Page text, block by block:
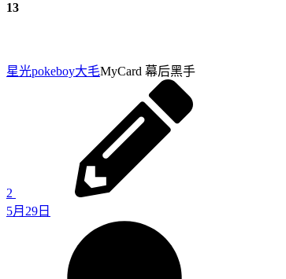
13
星光pokeboy大毛MyCard 幕后黑手
2
5月29日